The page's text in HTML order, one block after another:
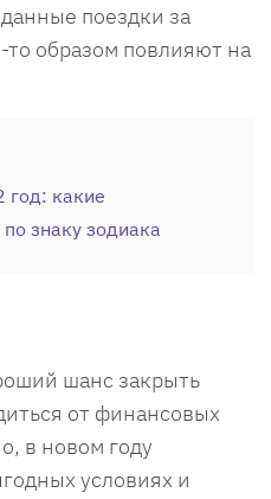
поездки за
образом повлияют на
год: какие
знаку зодиака
шанс закрыть
от финансовых
в новом году
условиях и